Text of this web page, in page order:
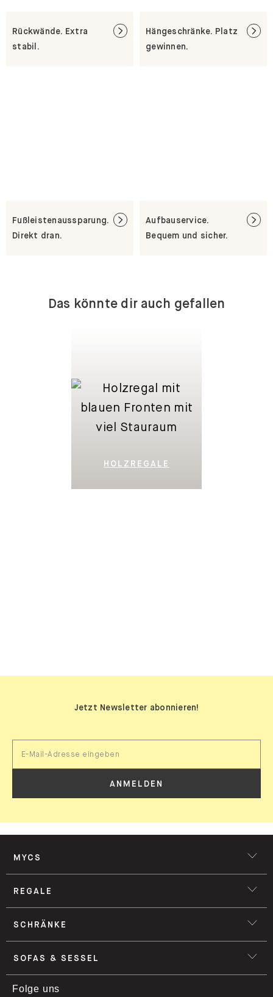
Rückwände. Extra
stabil.
Hängeschränke. Platz
gewinnen.
Fußleistenaussparung.
Direkt dran.
Aufbauservice.
Bequem und sicher.
Das könnte dir auch gefallen
HOLZREGALE
Jetzt Newsletter abonnieren!
ANMELDEN
MYCS
REGALE
SCHRÄNKE
SOFAS & SESSEL
Folge uns